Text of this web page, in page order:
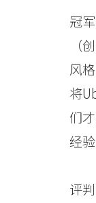
冠
（
风
将
们
经
评